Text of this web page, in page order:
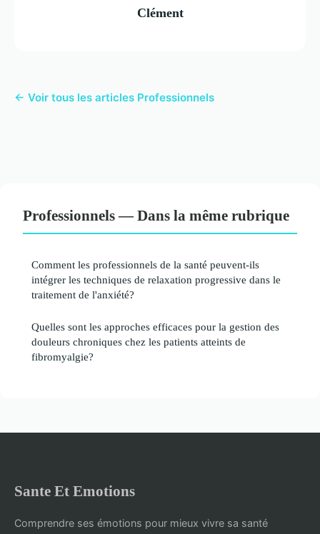
Clément
← Voir tous les articles Professionnels
Professionnels — Dans la même rubrique
Comment les professionnels de la santé peuvent-ils
intégrer les techniques de relaxation progressive dans le
traitement de l'anxiété?
Quelles sont les approches efficaces pour la gestion des
douleurs chroniques chez les patients atteints de
fibromyalgie?
Sante Et Emotions
Comprendre ses émotions pour mieux vivre sa santé